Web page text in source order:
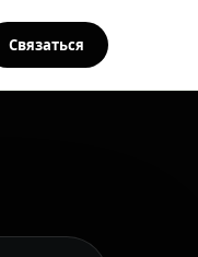
Связаться